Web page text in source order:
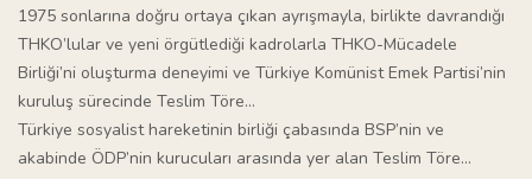
1975 sonlarına doğru ortaya çıkan ayrışmayla, birlikte davrandığı
THKO’lular ve yeni örgütlediği kadrolarla THKO-Mücadele
Birliği’ni oluşturma deneyimi ve Türkiye Komünist Emek Partisi’nin
kuruluş sürecinde Teslim Töre…
Türkiye sosyalist hareketinin birliği çabasında BSP’nin ve
akabinde ÖDP’nin kurucuları arasında yer alan Teslim Töre…